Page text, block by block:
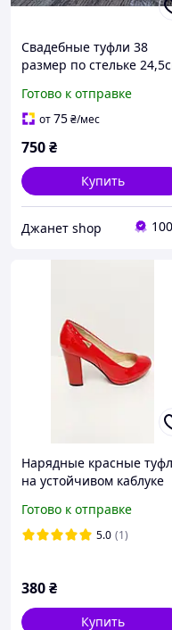
Свадебные туфли 38
размер по стельке
Готово к отправке
от75₴/мес
750₴
Купить
Джанет shop
Нарядные красные
на устойчивом каблуке
Готово к отправке
5.0 (1)
380₴
Купить